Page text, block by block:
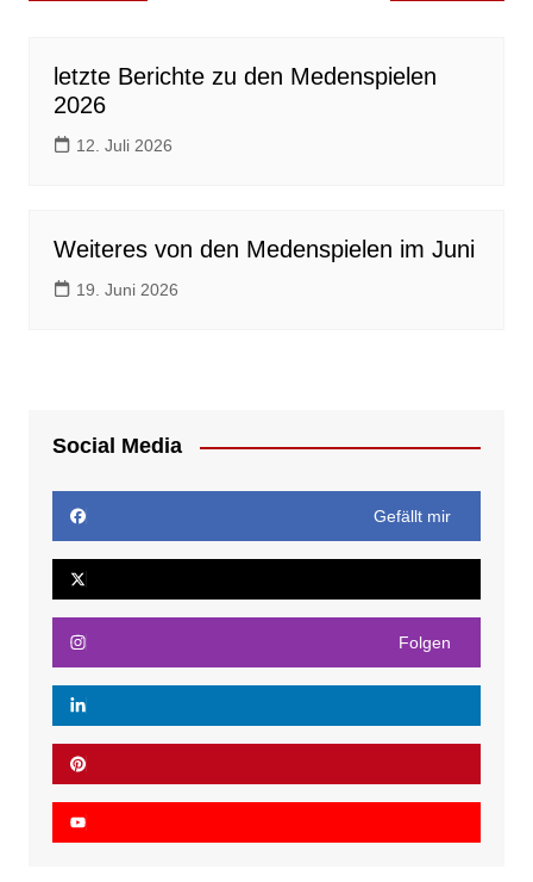
letzte Berichte zu den Medenspielen
2026
12. Juli 2026
Weiteres von den Medenspielen im Juni
19. Juni 2026
Social Media
Gefällt mir
Folgen